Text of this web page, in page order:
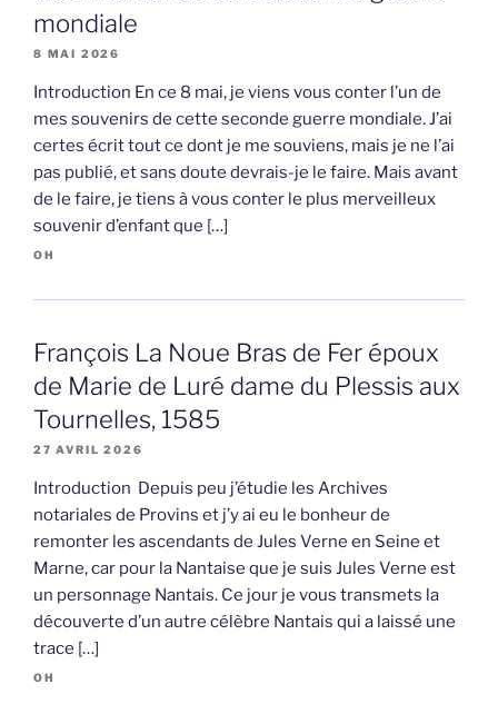
mondiale
8 MAI 2026
Introduction En ce 8 mai, je viens vous conter l’un de
mes souvenirs de cette seconde guerre mondiale. J’ai
certes écrit tout ce dont je me souviens, mais je ne l’ai
pas publié, et sans doute devrais-je le faire. Mais avant
de le faire, je tiens à vous conter le plus merveilleux
souvenir d’enfant que […]
OH
François La Noue Bras de Fer époux
de Marie de Luré dame du Plessis aux
Tournelles, 1585
27 AVRIL 2026
Introduction Depuis peu j’étudie les Archives
notariales de Provins et j’y ai eu le bonheur de
remonter les ascendants de Jules Verne en Seine et
Marne, car pour la Nantaise que je suis Jules Verne est
un personnage Nantais. Ce jour je vous transmets la
découverte d’un autre célèbre Nantais qui a laissé une
trace […]
OH